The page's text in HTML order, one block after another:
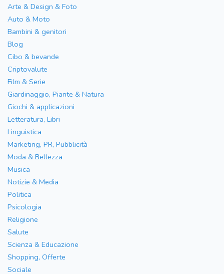
Arte & Design & Foto
Auto & Moto
Bambini & genitori
Blog
Cibo & bevande
Criptovalute
Film & Serie
Giardinaggio, Piante & Natura
Giochi & applicazioni
Letteratura, Libri
Linguistica
Marketing, PR, Pubblicità
Moda & Bellezza
Musica
Notizie & Media
Politica
Psicologia
Religione
Salute
Scienza & Educazione
Shopping, Offerte
Sociale